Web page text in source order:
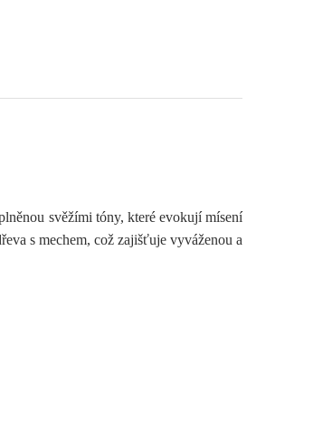
svěžími tóny, které evokují mísení
s mechem, což zajišťuje vyváženou a